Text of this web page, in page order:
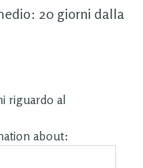
20 giorni dalla
riguardo al
about: